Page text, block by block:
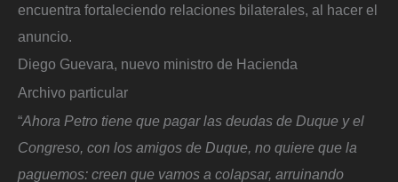
encuentra fortaleciendo relaciones bilaterales, al hacer el
anuncio.
Diego Guevara, nuevo ministro de Hacienda
Archivo particular
“Ahora Petro tiene que pagar las deudas de Duque y el
Congreso, con los amigos de Duque, no quiere que la
paguemos: creen que vamos a colapsar, arruinando